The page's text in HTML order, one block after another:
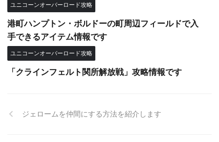
ユニコーンオーバーロード攻略
港町ハンプトン・ボルドーの町周辺フィールドで入
手できるアイテム情報です
ユニコーンオーバーロード攻略
「クラインフェルト関所解放戦」攻略情報です
ジェロームを仲間にする方法を紹介します